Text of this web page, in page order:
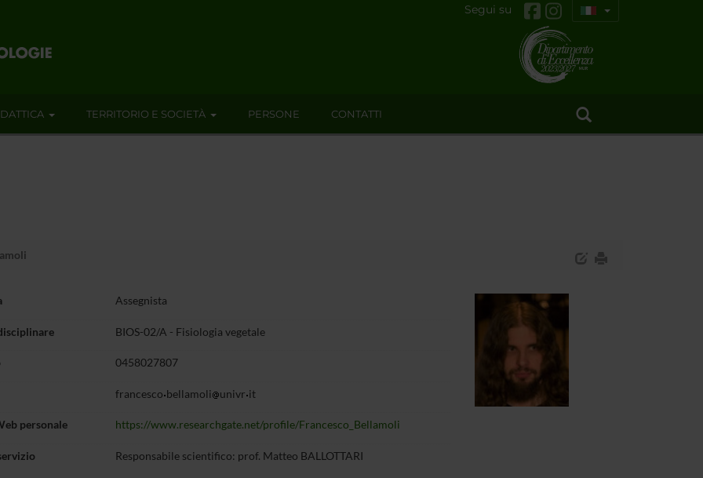
Segui su
TERRITORIO E SOCIETÀ PERSONE CONTATTI
Assegnista
BIOS-02/A - Fisiologia vegetale
0458027807
francesco bellamoli univr it
personale https://www.researchgate.net/profile/Francesco_Bellamoli
Responsabile scientifico: prof. Matteo BALLOTTARI